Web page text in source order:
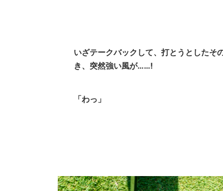
いざテークバックして、打とうとしたそ
き、突然強い風が……!
「わっ」